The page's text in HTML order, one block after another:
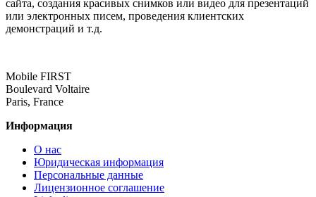
сайта, создания красивых снимков или видео для презентаций
или электронных писем, проведения клиентских
демонстраций и т.д.
Mobile FIRST
Boulevard Voltaire
Paris, France
Информация
О нас
Юридическая информация
Персональные данные
Лицензионное соглашение